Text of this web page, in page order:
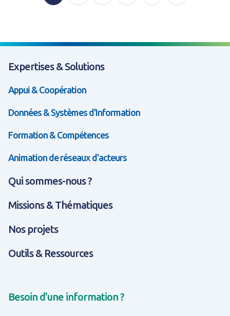
Expertises & Solutions
Appui & Coopération
Données & Systèmes d'Information
Formation & Compétences
Animation de réseaux d'acteurs
Qui sommes-nous ?
Missions & Thématiques
Nos projets
Outils & Ressources
Besoin d'une information ?